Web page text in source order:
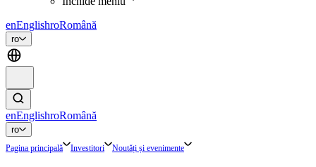
enEnglishroRomână
ro
enEnglishroRomână
ro
Pagina principală Investitori Noutăți și evenimente